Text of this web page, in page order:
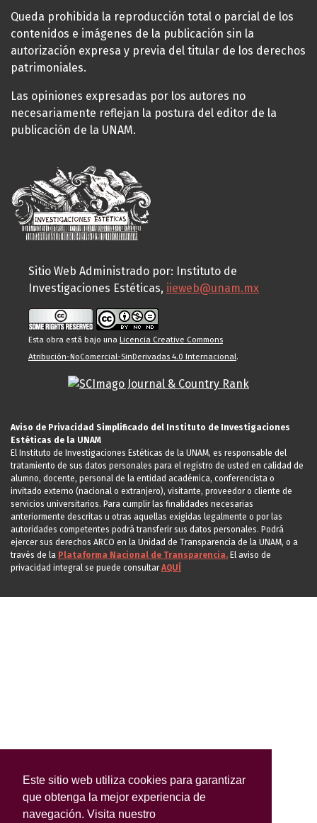
Este sitio web utiliza cookies para garantizar
que obtenga la mejor experiencia de
navegación. Visita nuestro
Queda prohibida la reproducción total o parcial de los
contenidos e imágenes de la publicación sin la
autorización expresa y previa del titular de los derechos
patrimoniales.
Las opiniones expresadas por los autores no
necesariamente reflejan la postura del editor de la
publicación de la UNAM.
Sitio Web Administrado por: Instituto de
Investigaciones Estéticas, iieweb@unam.mx
Esta obra está bajo una Licencia Creative Commons
Atribución-NoComercial-SinDerivadas 4.0 Internacional.
Aviso de Privacidad Simplificado del Instituto de Investigaciones
Estéticas de la UNAM
El Instituto de Investigaciones Estéticas de la UNAM, es responsable del
tratamiento de sus datos personales para el registro de usted en calidad de
alumno, docente, personal de la entidad académica, conferencista o
invitado externo (nacional o extranjero), visitante, proveedor o cliente de
servicios universitarios. Para cumplir las finalidades necesarias
anteriormente descritas u otras aquellas exigidas legalmente o por las
autoridades competentes podrá transferir sus datos personales. Podrá
ejercer sus derechos ARCO en la Unidad de Transparencia de la UNAM, o a
través de la Plataforma Nacional de Transparencia. El aviso de
privacidad integral se puede consultarAQUÍ